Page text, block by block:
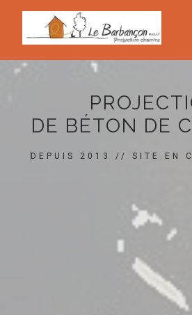
DE BÉTON DE
DEPUIS 2013 // SITE EN